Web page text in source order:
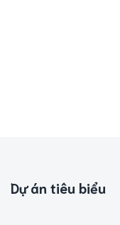
Dự án tiêu biểu